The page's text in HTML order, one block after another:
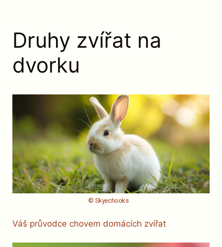
Druhy zvířat na
dvorku
© Skyechooks
Váš průvodce chovem domácích zvířat